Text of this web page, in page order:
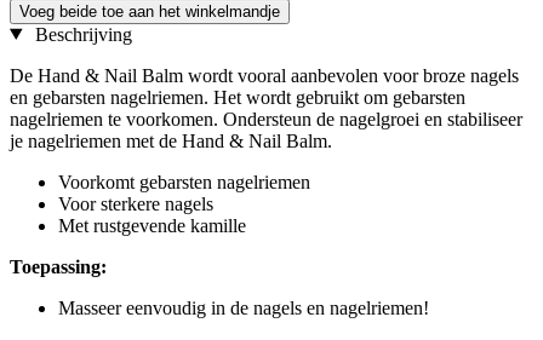
Voeg beide toe aan het winkelmandje
Beschrijving
De Hand & Nail Balm wordt vooral aanbevolen voor broze nagels
en gebarsten nagelriemen. Het wordt gebruikt om gebarsten
nagelriemen te voorkomen. Ondersteun de nagelgroei en stabiliseer
je nagelriemen met de Hand & Nail Balm.
Voorkomt gebarsten nagelriemen
Voor sterkere nagels
Met rustgevende kamille
Toepassing:
Masseer eenvoudig in de nagels en nagelriemen!